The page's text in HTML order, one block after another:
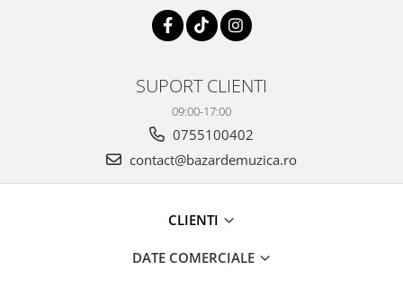
SUPORT CLIENTI
09:00-17:00
0755100402
contact@bazardemuzica.ro
CLIENTI
DATE COMERCIALE